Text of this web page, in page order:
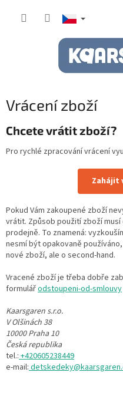
Vrácení zboží
Chcete vrátit zboží?
Pro rychlé zpracování vrácení
Zahájit
Pokud Vám zakoupené zboží
vrátit. Způsob použití zboží
prodejně. To znamená:
nesmí být opakovaně
nové zboží, ale o second-hand.
Vracené zboží je třeba dobře
formulářodstoupeni-od-smlouvy
Kaarsgaren s.r.o.
V Olšinách 38
10000 Praha 10
Česká republika
tel.:+420605238449
e-mail: